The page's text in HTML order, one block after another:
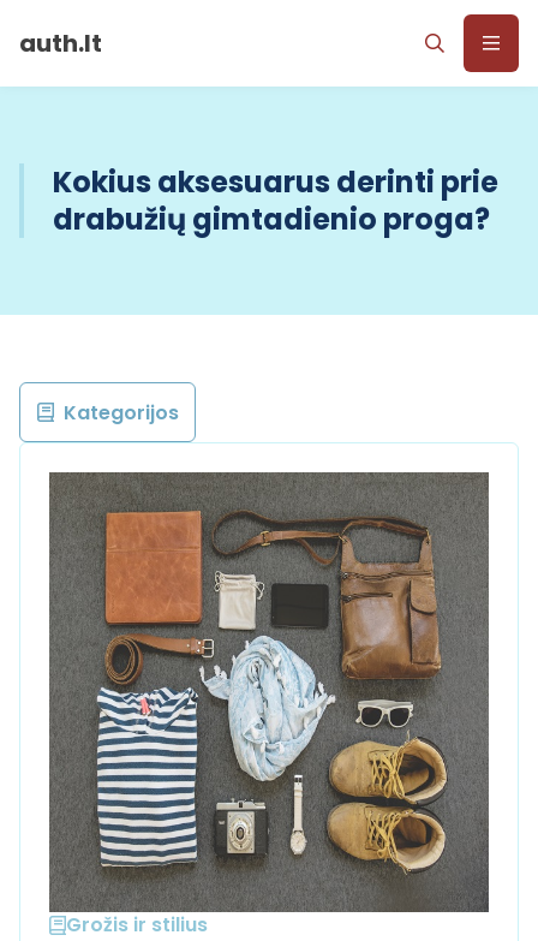
auth.lt
Kokius aksesuarus derinti prie
drabužių gimtadienio proga?
Grožis ir stilius
Kategorijos